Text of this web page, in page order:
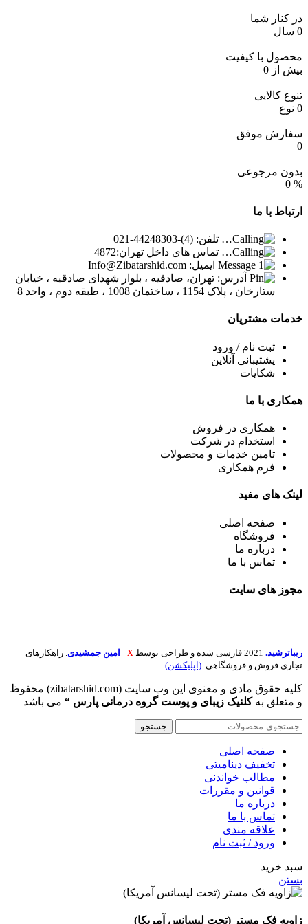
عدد
در کنار شما
0 سال
محصول با کیفیت
بیش از 0
تنوع کالایی
0 نوع
سفارش موفق
0
+
بدون مرجوعی
%
0
ارتباط با ما
تلفن: (4)-44248303-021
تماس های داخل تهران:4872
ایمیل: Info@Zibatarshid.com
آدرس: تهران، صادقیه ، بلوار شهدای صادقیه ، خیابان
ستارخان ، پلاک 1154 ، ساختمان 1008 ، طبقه دوم ، واحد 8
خدمات مشتریان
ثبت نام / ورود
پشتیبانی آنلاین
شکایات
همکاری با ما
همکاری در فروش
استخدام در شرکت
تامین خدمات و محصولات
فرم همکاری
لینک های مفید
صفحه اصلی
فروشگاه
درباره ما
تماس با ما
مجوز های سایت
ریباترشید. 2021 فارسی شده و طراحی توسط X– امین جمشیدی. راهکارهای
تجاری فروش و فروشگاهی. (اپلیکشن)
کلیه حقوق مادی و معنوی این وب سایت (zibatarshid.com) محفوظ
و متعلق بهکلنیک زیبای و پوست گروه درمانی پارس “ می باشد
جستجو
صفحه اصلی
تخفیف دینامیتی
مطالب خواندنی
قوانین و مقررات
درباره ما
تماس با ما
علاقه مندی
ورود / ثبت نام
سبد خرید
بستن
زاویه فک مستر (تحت لیسانس آمریکا)